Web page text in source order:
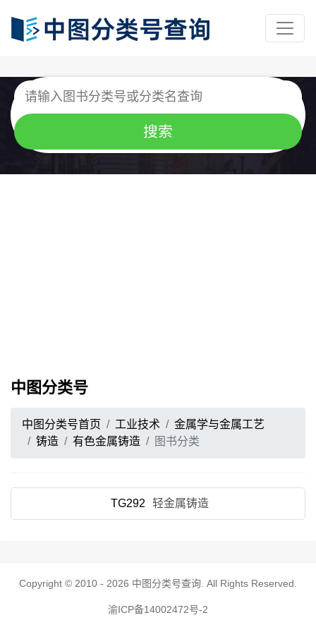
中图分类号
中图分类号首页 工业技术
金属学与金属工艺
铸造
有色金属铸造 图书分类
TG292 轻金属铸造
Copyright © 2010 - 2026 中图分类号查询 . All Rights Reserved.
渝ICP备14002472号-2